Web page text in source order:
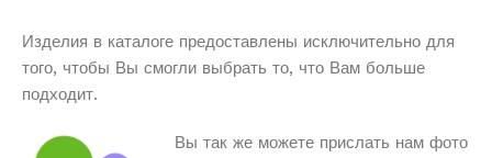
Изделия в каталоге предоставлены исключительно для
того, чтобы Вы смогли выбрать то, что Вам больше
подходит.
Вы так же можете прислать нам фото